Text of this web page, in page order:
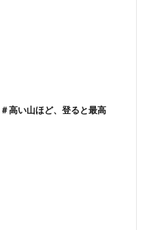
＃高い山ほど、登ると最高